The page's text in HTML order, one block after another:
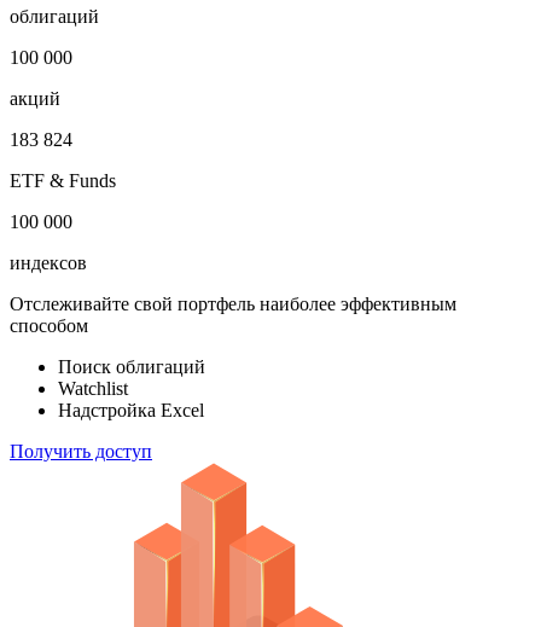
облигаций
100 000
акций
183 824
ETF & Funds
100 000
индексов
Отслеживайте свой портфель наиболее эффективным
способом
Поиск облигаций
Watchlist
Надстройка Excel
Получить доступ